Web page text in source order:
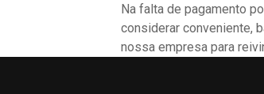
Na falta de pagamento
considerar conveniente,
nossa empresa para